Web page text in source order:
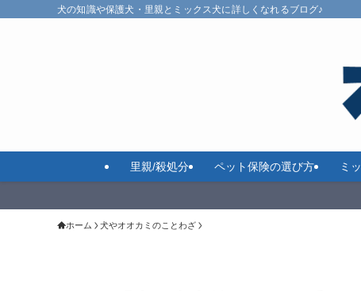
犬の知識や保護犬・里親とミックス犬に詳しくなれるブログ♪
里親/殺処分 ペット保険の選び方 ミ
ホーム 犬やオオカミのことわざ